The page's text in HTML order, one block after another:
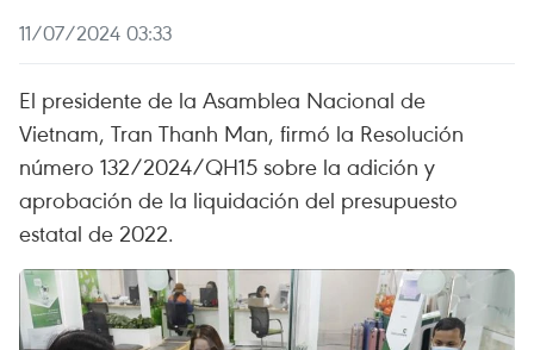
11/07/2024 03:33
El presidente de la Asamblea Nacional de
Vietnam, Tran Thanh Man, firmó la Resolución
número 132/2024/QH15 sobre la adición y
aprobación de la liquidación del presupuesto
estatal de 2022.